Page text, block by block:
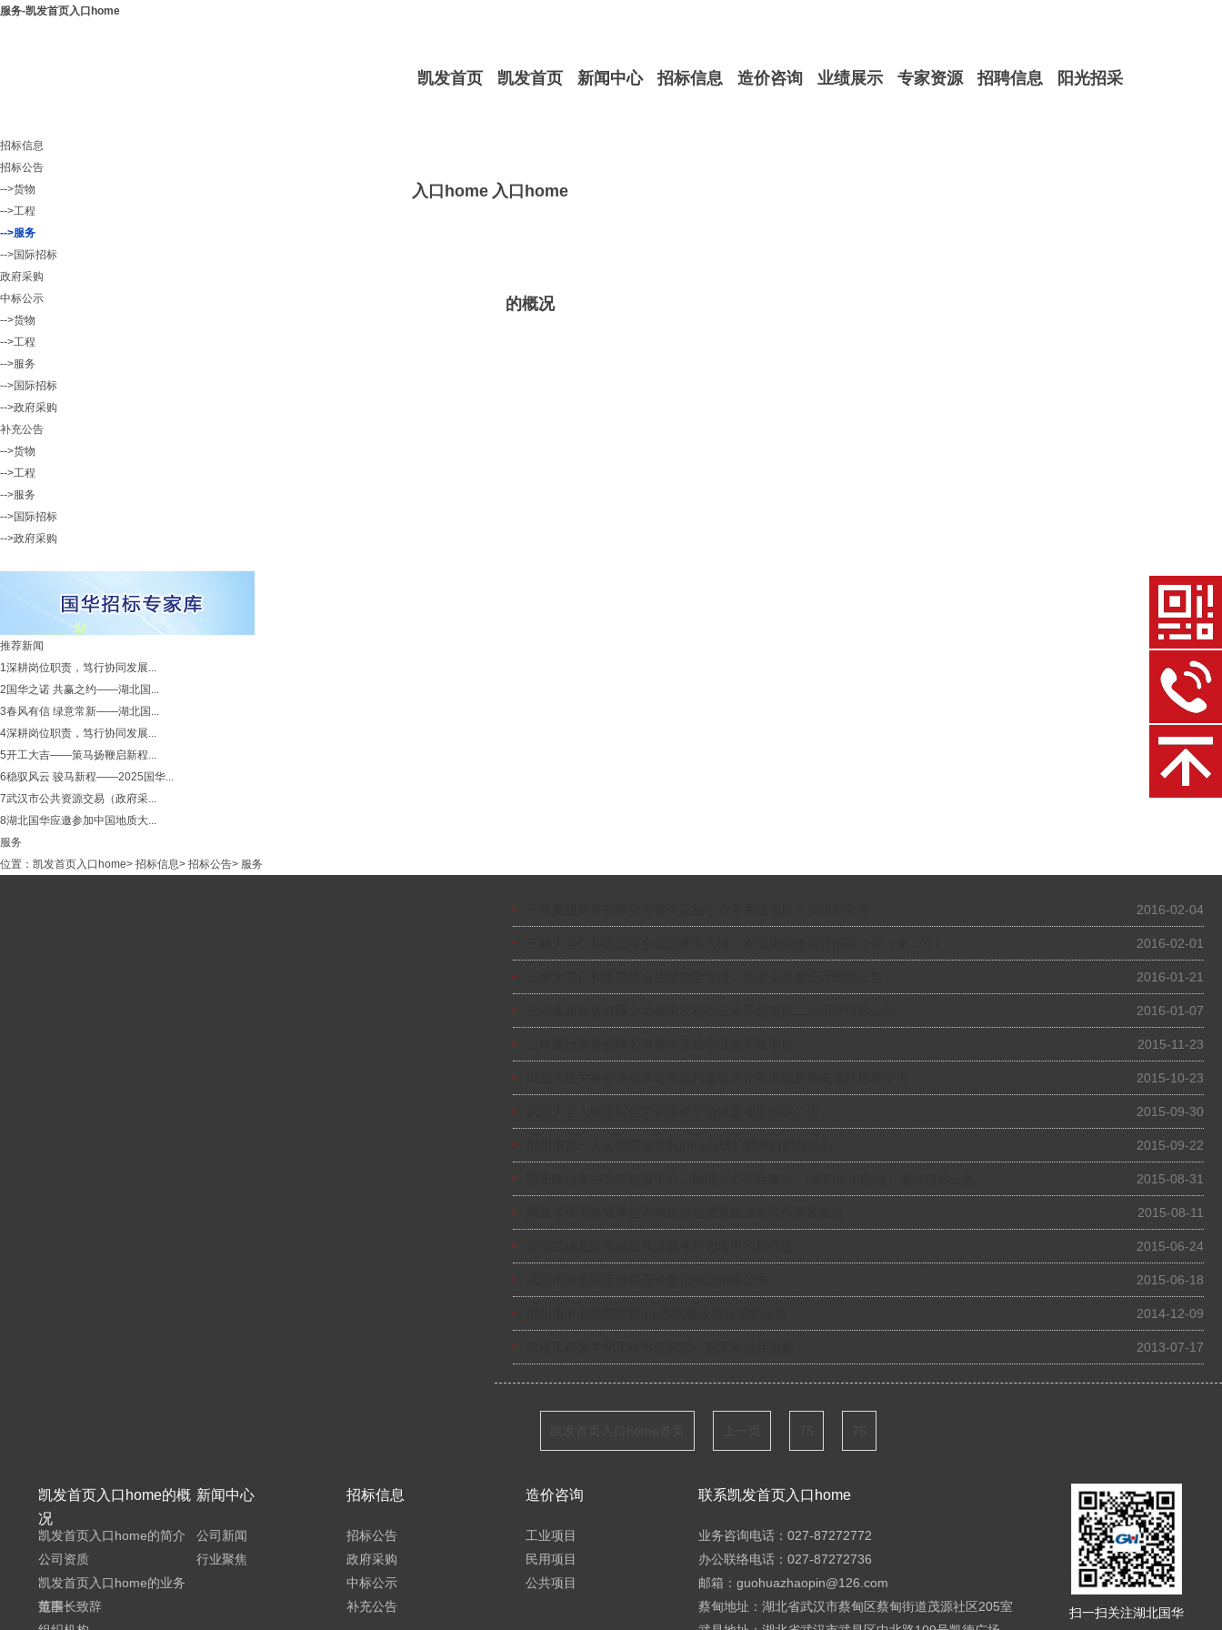
服务-凯发首页入口home
凯发首页
入口home
凯发首页
入口home
的概况
新闻中心 招标信息 造价咨询 业绩展示 专家资源 招聘信息 阳光招采
招标信息
招标公告
-->货物
-->工程
-->服务
-->国际招标
政府采购
中标公示
-->货物
-->工程
-->服务
-->国际招标
-->政府采购
补充公告
-->货物
-->工程
-->服务
-->国际招标
-->政府采购
推荐新闻
1深耕岗位职责，笃行协同发展...
2 国华之诺 共赢之约——湖北国...
3春风有信 绿意常新——湖北国...
4深耕岗位职责，笃行协同发展...
5开工大吉——策马扬鞭启新程...
6稳驭风云 骏马新程——2025国华...
7武汉市公共资源交易（政府采...
8湖北国华应邀参加中国地质大...
服务
位置： 凯发首页入口home> 招标信息> 招标公告> 服务
2016-02-04
2016-02-01
2016-01-21
2016-01-07
2015-11-23
2015-10-23
2015-09-30
2015-09-22
2015-08-31
2015-08-11
2015-06-24
2015-06-18
2014-12-09
2013-07-17
凯发首页入口home的概
况
凯发首页入口home的简介
公司资质
凯发首页入口home的业务
范围
董事长致辞
新闻中心
公司新闻
行业聚焦
招标信息
招标公告
政府采购
中标公示
补充公告
造价咨询
工业项目
民用项目
公共项目
联系凯发首页入口home
业务咨询电话：027-87272772
办公联络电话：027-87272736
邮箱： guohuazhaopin@126.com
蔡甸地址：湖北省武汉市蔡甸区蔡甸街道茂源社区205室
扫一扫关注湖北国华